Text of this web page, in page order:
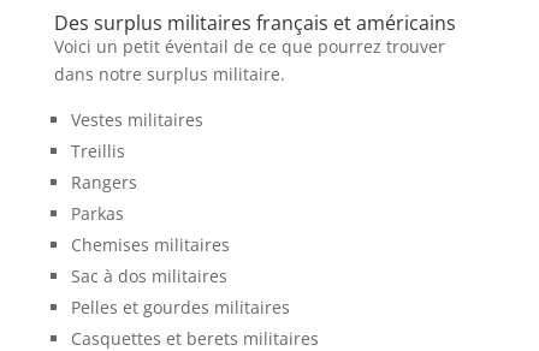
Des surplus militaires français et américains
Voici un petit éventail de ce que pourrez trouver
dans notre surplus militaire.
Vestes militaires
Treillis
Rangers
Parkas
Chemises militaires
Sac à dos militaires
Pelles et gourdes militaires
Casquettes et berets militaires